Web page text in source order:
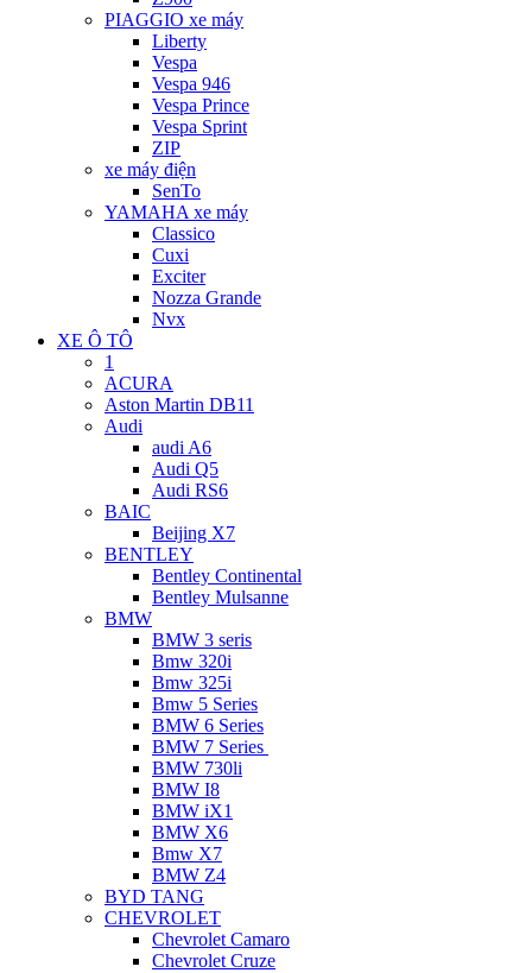
PIAGGIO xe máy
Liberty
Vespa
Vespa 946
Vespa Prince
Vespa Sprint
ZIP
xe máy điện
SenTo
YAMAHA xe máy
Classico
Cuxi
Exciter
Nozza Grande
Nvx
XE Ô TÔ
1
ACURA
Aston Martin DB11
Audi
audi A6
Audi Q5
Audi RS6
BAIC
Beijing X7
BENTLEY
Bentley Continental
Bentley Mulsanne
BMW
BMW 3 seris
Bmw 320i
Bmw 325i
Bmw 5 Series
BMW 6 Series
BMW 7 Series
BMW 730li
BMW I8
BMW iX1
BMW X6
Bmw X7
BMW Z4
BYD TANG
CHEVROLET
Chevrolet Camaro
Chevrolet Cruze